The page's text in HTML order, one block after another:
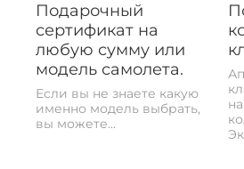
Подарочный
сертификат на
любую сумму или
модель самолета.
Если вы не знаете какую
именно модель выбрать,
вы можете...